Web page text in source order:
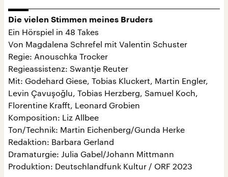
Die vielen Stimmen meines Bruders
Ein Hörspiel in 48 Takes
Von Magdalena Schrefel mit Valentin Schuster
Regie: Anouschka Trocker
Regieassistenz: Swantje Reuter
Mit: Godehard Giese, Tobias Kluckert, Martin Engler,
Levin Çavuşoğlu, Tobias Herzberg, Samuel Koch,
Florentine Krafft, Leonard Grobien
Komposition: Liz Allbee
Ton/Technik: Martin Eichenberg/Gunda Herke
Redaktion: Barbara Gerland
Dramaturgie: Julia Gabel/Johann Mittmann
Produktion: Deutschlandfunk Kultur / ORF 2023